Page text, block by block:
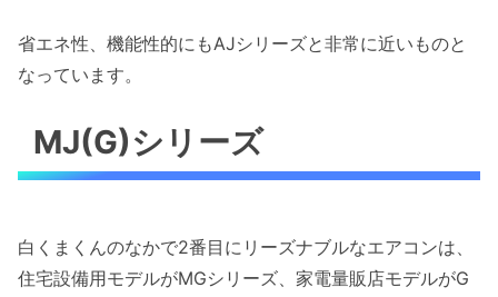
省エネ性、機能性的にもAJシリーズと非常に近いものと
なっています。
MJ(G)シリーズ
白くまくんのなかで2番目にリーズナブルなエアコンは、
住宅設備用モデルがMGシリーズ、家電量販店モデルがG